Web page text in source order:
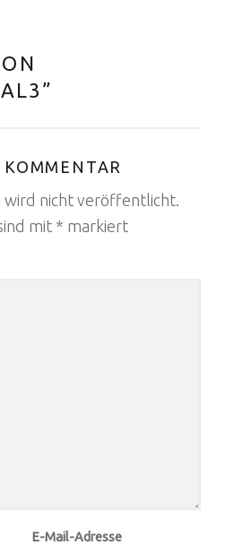
”
wird nicht veröffentlicht.
mit * markiert
E-Mail-Adresse